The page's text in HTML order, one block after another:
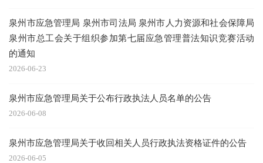
泉州市应急管理局 泉州市司法局 泉州市人力资源和社会保障局
泉州市总工会关于组织参加第七届应急管理普法知识竞赛活动
的通知
2026-06-23
泉州市应急管理局关于公布行政执法人员名单的公告
2026-06-08
泉州市应急管理局关于收回相关人员行政执法资格证件的公告
2026-06-05